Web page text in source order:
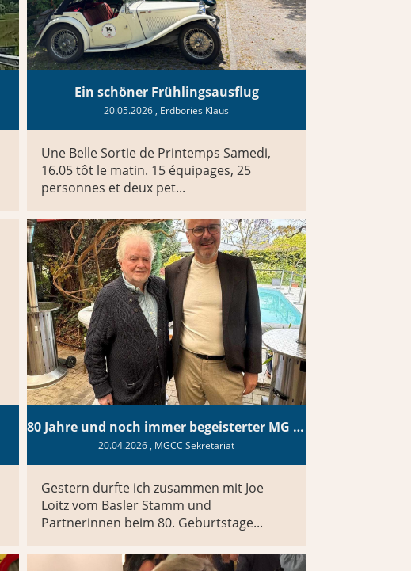
Ein schöner Frühlingsausflug
20.05.2026 , Erdbories Klaus
Une Belle Sortie de Printemps Samedi,
16.05 tôt le matin. 15 équipages, 25
personnes et deux pet...
80 Jahre und noch immer begeisterter MG Fahrer
20.04.2026 , MGCC Sekretariat
Gestern durfte ich zusammen mit Joe
Loitz vom Basler Stamm und
Partnerinnen beim 80. Geburtstage...